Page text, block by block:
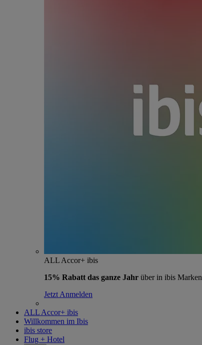
ALL Accor+ ibis
15% Rabatt das ganze Jahr über in ibis Marken
Jetzt Anmelden
ALL Accor+ ibis
Willkommen im Ibis
ibis store
Flug + Hotel